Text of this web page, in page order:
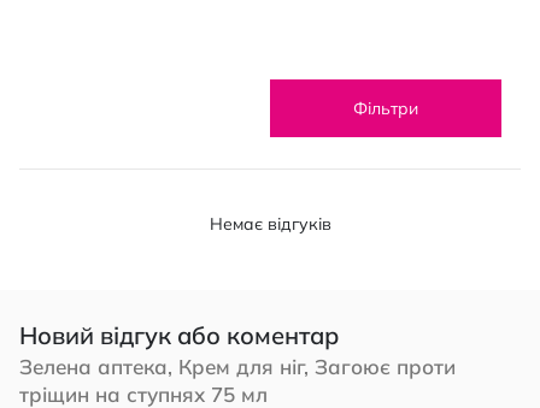
Фільтри
Немає відгуків
Новий відгук або коментар
Зелена аптека, Крем для ніг, Загоює проти
тріщин на ступнях 75 мл